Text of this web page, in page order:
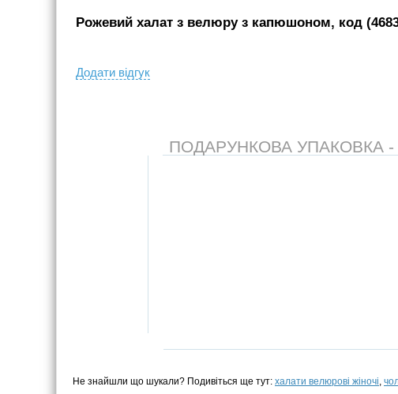
Рожевий халат з велюру з капюшоном, код
Додати вiдгук
ПОДАРУНКОВА УПАКОВКА -
Не знайшли що шукали? Подивіться ще тут: халати велюрові жіночі,